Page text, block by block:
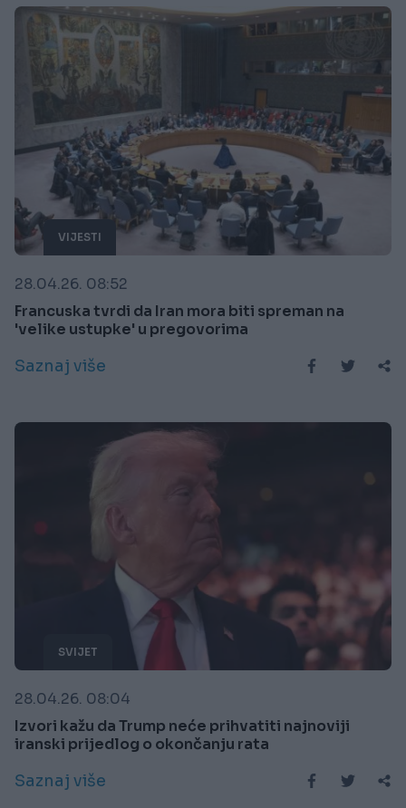
VIJESTI
28.04.26. 08:52
Francuska tvrdi da Iran mora biti spreman na
'velike ustupke' u pregovorima
Saznaj više
SVIJET
28.04.26. 08:04
Izvori kažu da Trump neće prihvatiti najnoviji
iranski prijedlog o okončanju rata
Saznaj više